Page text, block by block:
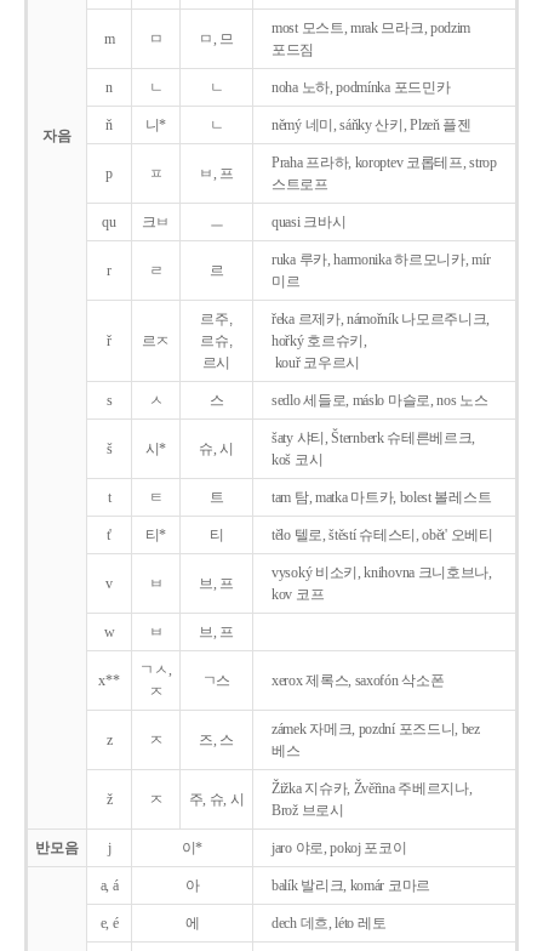
자음
m ㅁ ㅁ, 므
most 모스트, mrak 므라크, podzim
포드짐
n ㄴ ㄴ noha 노하, podmínka 포드민카
ň 니* ㄴ němý 네미, sáňky 산키, Plzeň 플젠
p ㅍ ㅂ, 프
Praha 프라하, koroptev 코롭테프, strop
스트로프
qu 크ㅂ ㅡ quasi 크바시
r ㄹ 르
ruka 루카, harmonika 하르모니카, mír
미르
ř 르ㅈ
르주,
르슈,
르시
řeka 르제카, námořník 나모르주니크,
hořký 호르슈키,
kouř 코우르시
s ㅅ 스 sedlo 세들로, máslo 마슬로, nos 노스
š 시* 슈, 시
šaty 샤티, Šternberk 슈테른베르크,
koš 코시
t ㅌ 트 tam 탐, matka 마트카, bolest 볼레스트
t' 티* 티 tělo 텔로, štěstí 슈테스티, obět' 오베티
v ㅂ 브, 프
vysoký 비소키, knihovna 크니호브나,
kov 코프
w ㅂ 브, 프
x**
ㄱㅅ,
ㅈ
ㄱ스 xerox 제록스, saxofón 삭소폰
z ㅈ 즈, 스
zámek 자메크, pozdní 포즈드니, bez
베스
ž ㅈ 주, 슈, 시
Žižka 지슈카, Žvěřina 주베르지나,
Brož 브로시
반모음 j 이* jaro 야로, pokoj 포코이
a, á 아 balík 발리크, komár 코마르
e, é 에 dech 데흐, léto 레토